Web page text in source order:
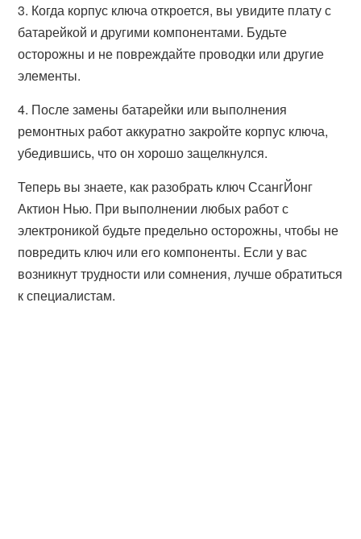
3. Когда корпус ключа откроется, вы увидите плату с
батарейкой и другими компонентами. Будьте
осторожны и не повреждайте проводки или другие
элементы.
4. После замены батарейки или выполнения
ремонтных работ аккуратно закройте корпус ключа,
убедившись, что он хорошо защелкнулся.
Теперь вы знаете, как разобрать ключ СсангЙонг
Актион Нью. При выполнении любых работ с
электроникой будьте предельно осторожны, чтобы не
повредить ключ или его компоненты. Если у вас
возникнут трудности или сомнения, лучше обратиться
к специалистам.